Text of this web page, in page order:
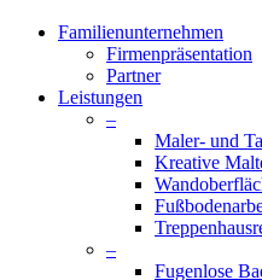
Close
Familienunternehmen
Firmenpräsentation
Partner
Leistungen
–
Maler- und
Kreative
–
Fugenlose